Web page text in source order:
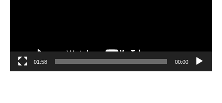
00:00
01:58